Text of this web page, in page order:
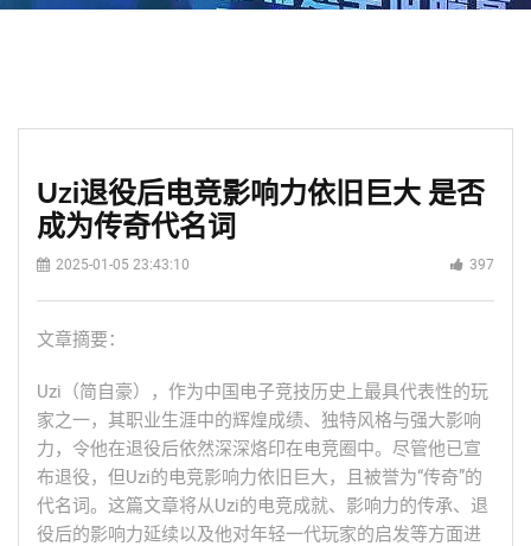
Uzi退役后电竞影响力依旧巨大 是否
成为传奇代名词
2025-01-05 23:43:10 397
文章摘要：
Uzi（简自豪），作为中国电子竞技历史上最具代表性的玩
家之一，其职业生涯中的辉煌成绩、独特风格与强大影响
力，令他在退役后依然深深烙印在电竞圈中。尽管他已宣
布退役，但Uzi的电竞影响力依旧巨大，且被誉为“传奇”的
代名词。这篇文章将从Uzi的电竞成就、影响力的传承、退
役后的影响力延续以及他对年轻一代玩家的启发等方面进